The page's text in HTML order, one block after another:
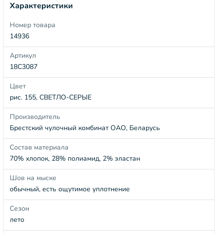
Характеристики
Номер товара
14936
Артикул
18С3087
Цвет
рис. 155, СВЕТЛО-СЕРЫЕ
Производитель
Брестский чулочный комбинат ОАО, Беларусь
Состав материала
70% хлопок, 28% полиамид, 2% эластан
Шов на мыске
обычный, есть ощутимое уплотнение
Сезон
лето